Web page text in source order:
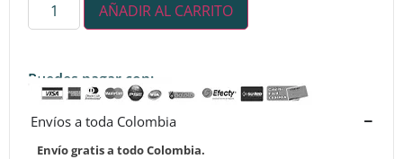
AÑADIR AL CARRITO
Puedes pagar con:
Envíos a toda Colombia
Envío gratis a todo Colombia.